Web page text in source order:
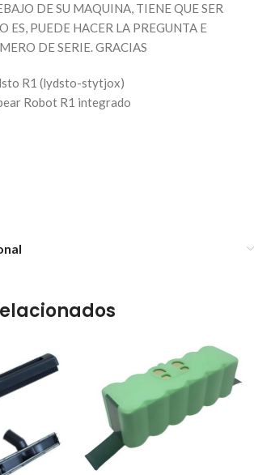
DE SU MAQUINA, TIENE QUE SER
ES, PUEDE HACER LA PREGUNTA E
DE SERIE. GRACIAS
R1 (lydsto-stytjox)
Robot R1 integrado